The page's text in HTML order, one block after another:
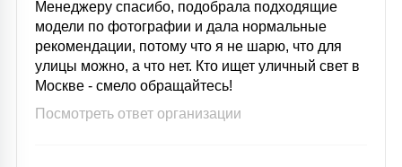
Менеджеру спасибо, подобрала подходящие
модели по фотографии и дала нормальные
рекомендации, потому что я не шарю, что для
улицы можно, а что нет. Кто ищет уличный свет в
Москве - смело обращайтесь!
Посмотреть ответ организации